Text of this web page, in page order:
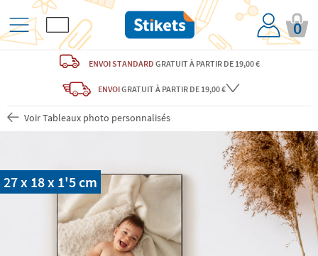
0
ENVOI STANDARD GRATUITÀ PARTIR DE 19,00 €
ENVOIGRATUITÀ PARTIR DE 19,00 €
Voir Tableaux photo personnalisés
27 x 18 x 1'5 cm